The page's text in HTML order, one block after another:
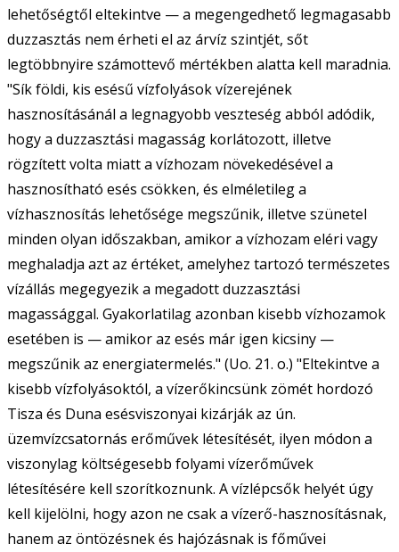
lehetőségtől eltekintve — a megengedhető legmagasabb
duzzasztás nem érheti el az árvíz szintjét, sőt
legtöbbnyire számottevő mértékben alatta kell maradnia.
"Sík földi, kis esésű vízfolyások vízerejének
hasznosításánál a legnagyobb veszteség abból adódik,
hogy a duzzasztási magasság korlátozott, illetve
rögzített volta miatt a vízhozam növekedésével a
hasznosítható esés csökken, és elméletileg a
vízhasznosítás lehetősége megszűnik, illetve szünetel
minden olyan időszakban, amikor a vízhozam eléri vagy
meghaladja azt az értéket, amelyhez tartozó természetes
vízállás megegyezik a megadott duzzasztási
magassággal. Gyakorlatilag azonban kisebb vízhozamok
esetében is — amikor az esés már igen kicsiny —
megszűnik az energiatermelés." (Uo. 21. o.) "Eltekintve a
kisebb vízfolyásoktól, a vízerőkincsünk zömét hordozó
Tisza és Duna esésviszonyai kizárják az ún.
üzemvízcsatornás erőművek létesítését, ilyen módon a
viszonylag költségesebb folyami vízerőművek
létesítésére kell szorítkoznunk. A vízlépcsők helyét úgy
kell kijelölni, hogy azon ne csak a vízerő-hasznosításnak,
hanem az öntözésnek és hajózásnak is főművei